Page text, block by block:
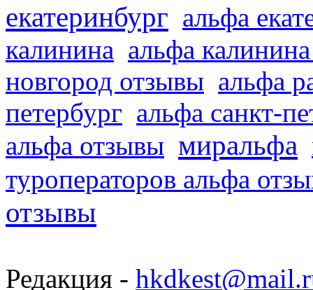
екатеринбург альфа
калинина альфа
новгород отзывы альфа
петербург альфа санкт-
альфа отзывы миральфа
туроператоров альфа
отзывы
Редакция -